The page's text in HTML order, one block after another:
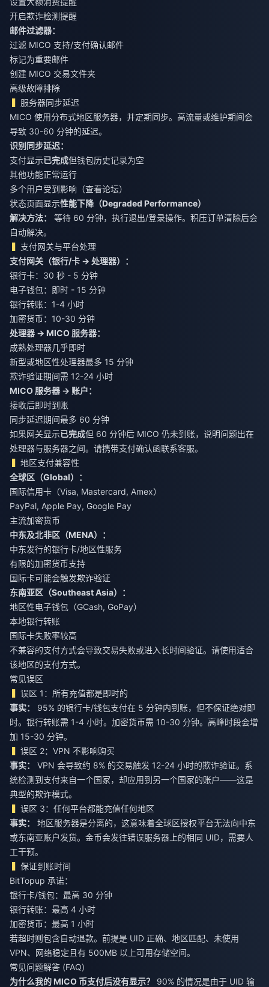
开启欺诈检测提醒
邮件过滤器：
过滤 MICO 支持/支付确认邮件
标记为重要邮件
创建 MICO 交易文件夹
高级故障排除
服务器同步延迟
MICO 使用分布式地区服务器，并定期同步。高流量或维护期间会
导致 30-60 分钟的延迟。
识别同步延迟：
支付显示已完成但钱包历史记录为空
其他功能正常运行
多个用户受到影响（查看论坛）
状态页面显示性能下降（Degraded Performance）
解决方法：
等待 60 分钟，执行退出/登录操作。积压订单清除后会
自动解决。
支付网关与平台处理
支付网关（银行/卡 → 处理器）：
银行卡：30 秒 - 5 分钟
电子钱包：即时 - 15 分钟
银行转账：1-4 小时
加密货币：10-30 分钟
处理器 → MICO 服务器：
成熟处理器几乎即时
新型或地区性处理器最多 15 分钟
欺诈验证期间需 12-24 小时
MICO 服务器 → 账户：
接收后即时到账
同步延迟期间最多 60 分钟
如果网关显示已完成但 60 分钟后 MICO 仍未到账，说明问题出在
处理器与服务器之间。请携带支付确认函联系客服。
地区支付兼容性
全球区（Global）：
国际信用卡（Visa, Mastercard, Amex）
PayPal, Apple Pay, Google Pay
主流加密货币
中东及北非区（MENA）：
中东发行的银行卡/地区性服务
有限的加密货币支持
国际卡可能会触发欺诈验证
东南亚区（Southeast Asia）：
地区性电子钱包（GCash, GoPay）
本地银行转账
国际卡失败率较高
不兼容的支付方式会导致交易失败或进入长时间验证。请使用适合
该地区的支付方式。
常见误区
误区 1：所有充值都是即时的
事实：
95% 的银行卡/钱包支付在 5 分钟内到账，但不保证绝对即
时。银行转账需 1-4 小时。加密货币需 10-30 分钟。高峰时段会增
加 15-30 分钟。
误区 2：VPN 不影响购买
事实：
VPN 会导致约 8% 的交易触发 12-24 小时的欺诈验证。系
统检测到支付来自一个国家，却应用到另一个国家的账户——这是
典型的欺诈模式。
误区 3：任何平台都能充值任何地区
事实：
地区服务器是分离的，这意味着全球区授权平台无法向中东
或东南亚账户发货。金币会发往错误服务器上的相同 UID，需要人
工干预。
保证到账时间
BitTopup 承诺：
银行卡/钱包：最高 30 分钟
银行转账：最高 4 小时
加密货币：最高 1 小时
若超时则包含自动退款。前提是 UID 正确、地区匹配、未使用
VPN、网络稳定且有 500MB 以上可用存储空间。
常见问题解答 (FAQ)
为什么我的 MICO 币支付后没有显示？
90% 的情况是由于 UID 输